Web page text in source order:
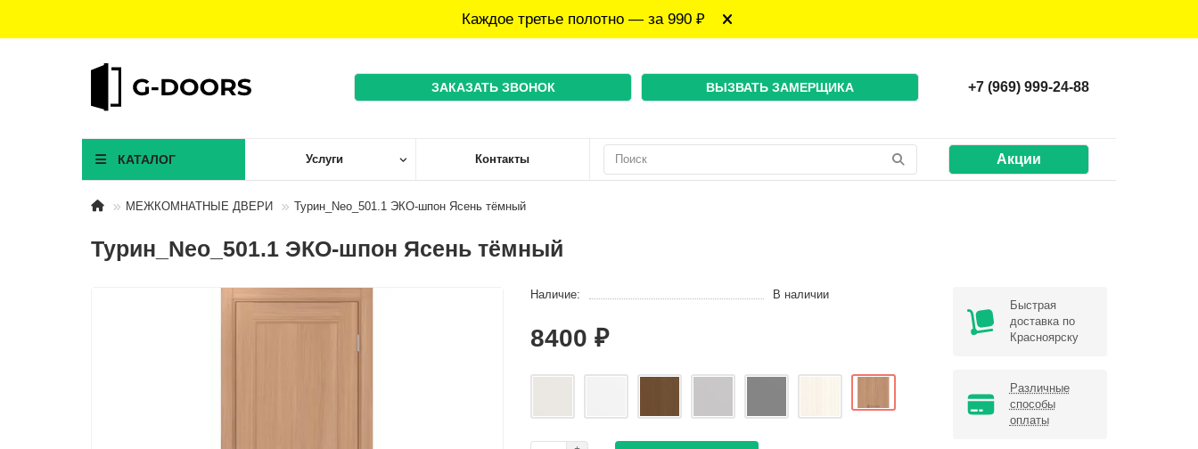
Каждое третье полотно — за 990 ₽
ЗАКАЗАТЬ ЗВОНОК ВЫЗВАТЬ ЗАМЕРЩИКА +7 (969) 999-24-88
КАТАЛОГ Услуги Контакты Акции
МЕЖКОМНАТНЫЕ ДВЕРИ Турин_Neo_501.1 ЭКО-шпон Ясень тёмный
Турин_Neo_501.1 ЭКО-шпон Ясень тёмный
Наличие: В наличии
8400 ₽
Быстрая
доставка по
Красноярску
Различные
способы
оплаты